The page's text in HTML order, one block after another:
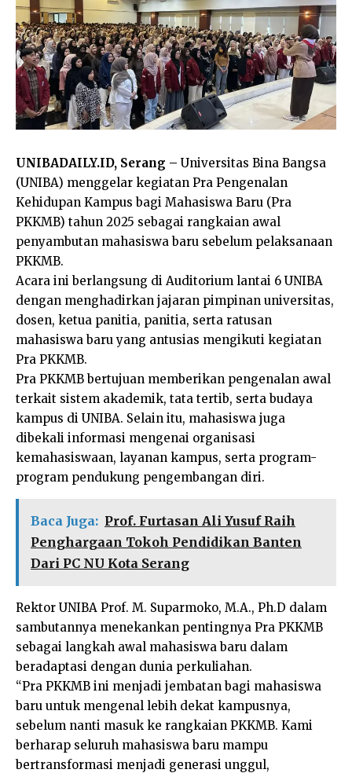
UNIBADAILY.ID, Serang – Universitas Bina Bangsa
(UNIBA) menggelar kegiatan Pra Pengenalan
Kehidupan Kampus bagi Mahasiswa Baru (Pra
PKKMB) tahun 2025 sebagai rangkaian awal
penyambutan mahasiswa baru sebelum pelaksanaan
PKKMB.
Acara ini berlangsung di Auditorium lantai 6 UNIBA
dengan menghadirkan jajaran pimpinan universitas,
dosen, ketua panitia, panitia, serta ratusan
mahasiswa baru yang antusias mengikuti kegiatan
Pra PKKMB.
Pra PKKMB bertujuan memberikan pengenalan awal
terkait sistem akademik, tata tertib, serta budaya
kampus di UNIBA. Selain itu, mahasiswa juga
dibekali informasi mengenai organisasi
kemahasiswaan, layanan kampus, serta program-
program pendukung pengembangan diri.
Baca Juga: Prof. Furtasan Ali Yusuf Raih
Penghargaan Tokoh Pendidikan Banten
Dari PC NU Kota Serang
Rektor UNIBA Prof. M. Suparmoko, M.A., Ph.D dalam
sambutannya menekankan pentingnya Pra PKKMB
sebagai langkah awal mahasiswa baru dalam
beradaptasi dengan dunia perkuliahan.
“Pra PKKMB ini menjadi jembatan bagi mahasiswa
baru untuk mengenal lebih dekat kampusnya,
sebelum nanti masuk ke rangkaian PKKMB. Kami
berharap seluruh mahasiswa baru mampu
bertransformasi menjadi generasi unggul,